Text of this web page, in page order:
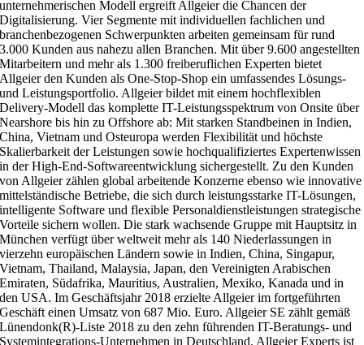
unternehmerischen Modell ergreift Allgeier die Chancen der
Digitalisierung. Vier Segmente mit individuellen fachlichen und
branchenbezogenen Schwerpunkten arbeiten gemeinsam für rund
3.000 Kunden aus nahezu allen Branchen. Mit über 9.600 angestellten
Mitarbeitern und mehr als 1.300 freiberuflichen Experten bietet
Allgeier den Kunden als One-Stop-Shop ein umfassendes Lösungs-
und Leistungsportfolio. Allgeier bildet mit einem hochflexiblen
Delivery-Modell das komplette IT-Leistungsspektrum von Onsite über
Nearshore bis hin zu Offshore ab: Mit starken Standbeinen in Indien,
China, Vietnam und Osteuropa werden Flexibilität und höchste
Skalierbarkeit der Leistungen sowie hochqualifiziertes Expertenwissen
in der High-End-Softwareentwicklung sichergestellt. Zu den Kunden
von Allgeier zählen global arbeitende Konzerne ebenso wie innovative
mittelständische Betriebe, die sich durch leistungsstarke IT-Lösungen,
intelligente Software und flexible Personaldienstleistungen strategische
Vorteile sichern wollen. Die stark wachsende Gruppe mit Hauptsitz in
München verfügt über weltweit mehr als 140 Niederlassungen in
vierzehn europäischen Ländern sowie in Indien, China, Singapur,
Vietnam, Thailand, Malaysia, Japan, den Vereinigten Arabischen
Emiraten, Südafrika, Mauritius, Australien, Mexiko, Kanada und in
den USA. Im Geschäftsjahr 2018 erzielte Allgeier im fortgeführten
Geschäft einen Umsatz von 687 Mio. Euro. Allgeier SE zählt gemäß
Lünendonk(R)-Liste 2018 zu den zehn führenden IT-Beratungs- und
Systemintegrations-Unternehmen in Deutschland. Allgeier Experts ist